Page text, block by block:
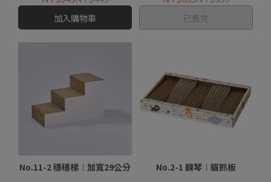
加入購物車 已售完
No.11-2 穩穩梯︱加寬29公分 No.2-1 鋼琴︱貓抓板